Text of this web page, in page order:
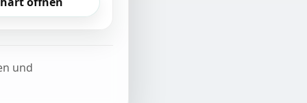
und